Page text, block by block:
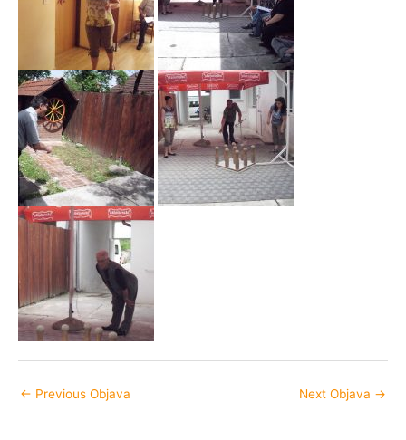
← Previous Objava Next Objava →